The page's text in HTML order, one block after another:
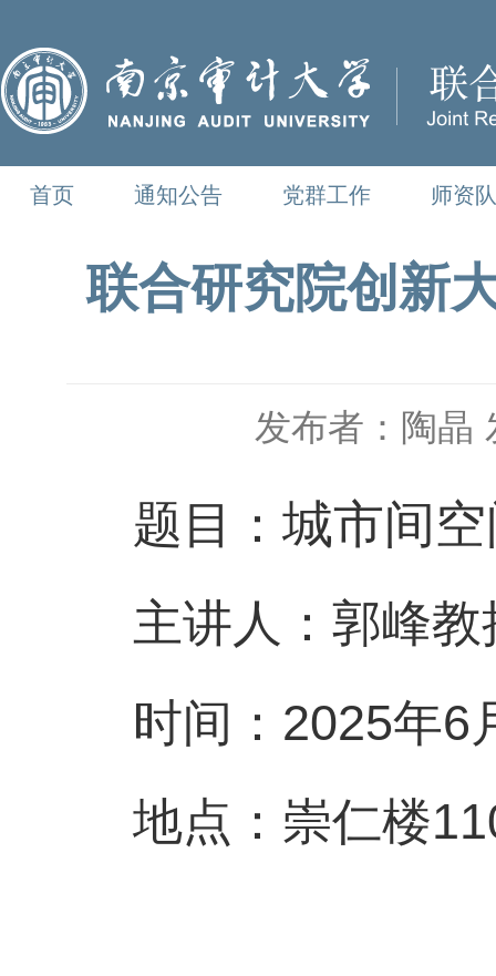
首页 通知公告 党群工作 师资
联合研究院创新
发布者：陶晶
题目： 城市间
主讲人： 郭峰教
时间： 2025年6
地点：崇仁楼